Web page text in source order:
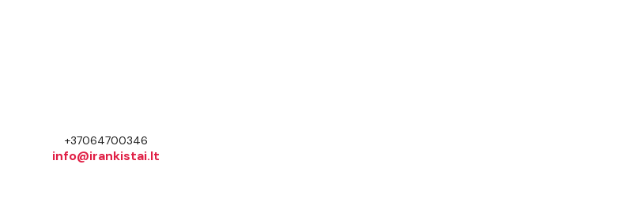
+37064700346
info@irankistai.lt